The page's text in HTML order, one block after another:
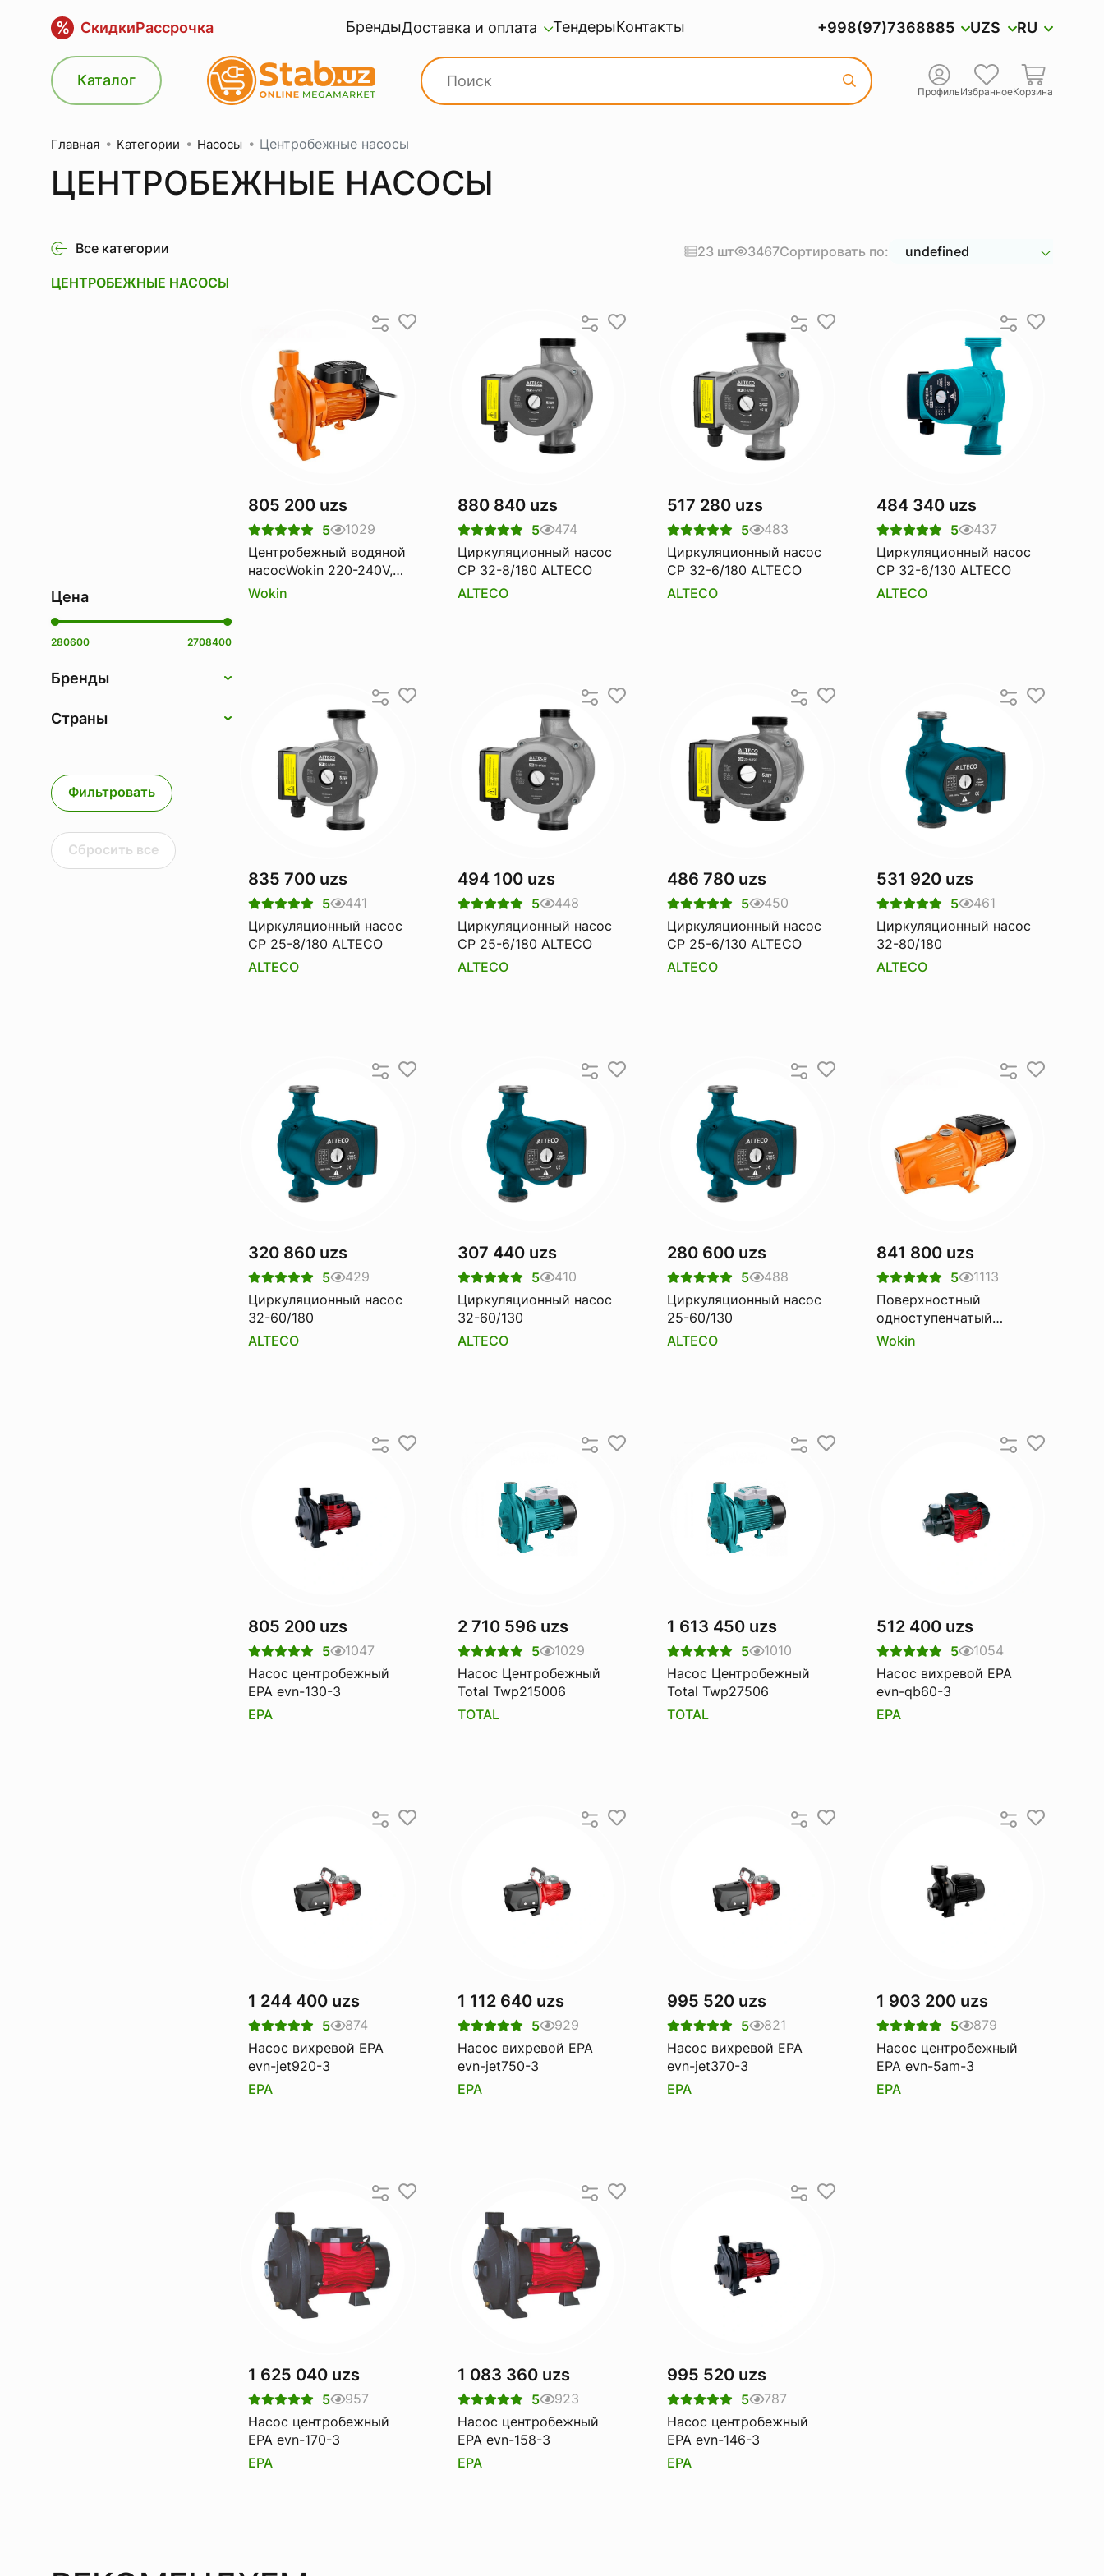
% СкидкиРассрочка БрендыДоставка и оплата ТендерыКонтакты +998(97)7368885 UZS RU
Каталог
ПрофильИзбранноеКорзина
Главная Категории Насосы Центробежные насосы
ЦЕНТРОБЕЖНЫЕ НАСОСЫ
Все категории
ЦЕНТРОБЕЖНЫЕ НАСОСЫ
Цена
280600 2708400
Бренды
Страны
Фильтровать
Сбросить все
23 шт 3467Сортировать по: undefined
805 200 uzs
5
1029
Центробежный водяной
насосWokin 220-240V,
50Hz, 750W, 1HP, 1"
Wokin
880 840 uzs
5
474
Циркуляционный насос
CP 32-8/180 ALTECO
ALTECO
517 280 uzs
5
483
Циркуляционный насос
CP 32-6/180 ALTECO
ALTECO
484 340 uzs
5
437
Циркуляционный насос
CP 32-6/130 ALTECO
ALTECO
835 700 uzs
5
441
Циркуляционный насос
CP 25-8/180 ALTECO
ALTECO
494 100 uzs
5
448
Циркуляционный насос
CP 25-6/180 ALTECO
ALTECO
486 780 uzs
5
450
Циркуляционный насос
CP 25-6/130 ALTECO
ALTECO
531 920 uzs
5
461
Циркуляционный насос
32-80/180
ALTECO
320 860 uzs
5
429
Циркуляционный насос
32-60/180
ALTECO
307 440 uzs
5
410
Циркуляционный насос
32-60/130
ALTECO
280 600 uzs
5
488
Циркуляционный насос
25-60/130
ALTECO
841 800 uzs
5
1113
Поверхностный
одноступенчатый
центробежный водяной
Wokin
805 200 uzs
5
1047
Насос центробежный
EPA evn-130-3
EPA
2 710 596 uzs
5
1029
Насос Центробежный
Total Twp215006
TOTAL
1 613 450 uzs
5
1010
Насос Центробежный
Total Twp27506
TOTAL
512 400 uzs
5
1054
Насос вихревой EPA
evn-qb60-3
EPA
1 244 400 uzs
5
874
Насос вихревой EPA
evn-jet920-3
EPA
1 112 640 uzs
5
929
Насос вихревой EPA
evn-jet750-3
EPA
995 520 uzs
5
821
Насос вихревой EPA
evn-jet370-3
EPA
1 903 200 uzs
5
879
Насос центробежный
EPA evn-5am-3
EPA
1 625 040 uzs
5
957
Насос центробежный
EPA evn-170-3
EPA
1 083 360 uzs
5
923
Насос центробежный
EPA evn-158-3
EPA
995 520 uzs
5
787
Насос центробежный
EPA evn-146-3
EPA